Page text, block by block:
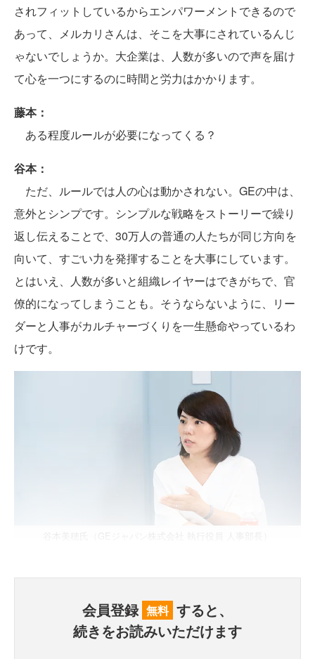
されフィットしているからエンパワーメントできるので
あって、メルカリさんは、そこを大事にされているんじ
ゃないでしょうか。大企業は、人数が多いので声を届け
て心を一つにするのに時間と労力はかかります。
藤本：
ある程度ルールが必要になってくる？
谷本：
ただ、ルールでは人の心は動かされない。GEの中は、
意外とシンプです。シンプルな戦略をストーリーで繰り
返し伝えることで、30万人の普通の人たちが同じ方向を
向いて、すごい力を発揮することを大事にしています。
とはいえ、人数が多いと組織レイヤーはできがちで、官
僚的になってしまうことも。そうならないように、リー
ダーと人事がカルチャーづくりを一生懸命やっているわ
けです。
会員登録 無料 すると、
続きをお読みいただけます